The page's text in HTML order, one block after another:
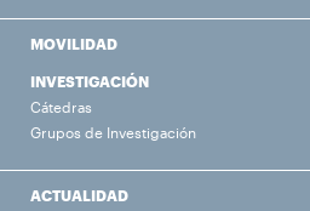
MOVILIDAD
INVESTIGACIÓN
Cátedras
Grupos de Investigación
ACTUALIDAD